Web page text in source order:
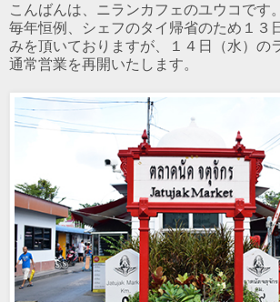
こんばんは、ニランカフェのユウコです。
毎年恒例、シェフのタイ帰省のため１３
みを頂いておりますが、１４日（水）の
通常営業を再開いたします。